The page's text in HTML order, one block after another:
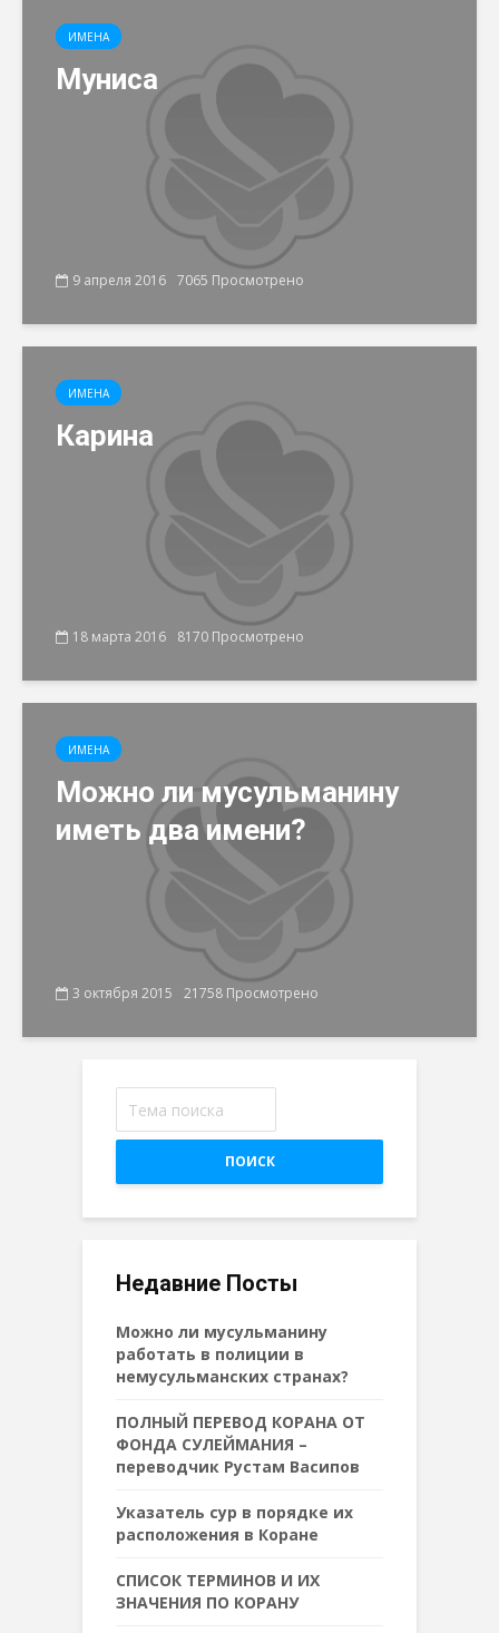
ИМЕНА
Муниса
9 апреля 2016 7065 Просмотрено
ИМЕНА
Карина
18 марта 2016 8170 Просмотрено
ИМЕНА
Можно ли мусульманину
иметь два имени?
3 октября 2015 21758 Просмотрено
ПОИСК
Недавние Посты
Можно ли мусульманину
работать в полиции в
немусульманских странах?
ПОЛНЫЙ ПЕРЕВОД КОРАНА ОТ
ФОНДА СУЛЕЙМАНИЯ –
переводчик Рустам Васипов
Указатель сур в порядке их
расположения в Коране
СПИСОК ТЕРМИНОВ И ИХ
ЗНАЧЕНИЯ ПО КОРАНУ